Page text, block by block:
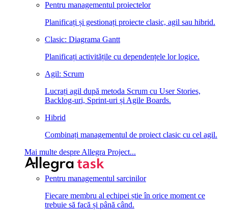
Pentru managementul proiectelor
Planificați și gestionați proiecte clasic, agil sau hibrid.
Clasic: Diagrama Gantt
Planificați activitățile cu dependențele lor logice.
Agil: Scrum
Lucrați agil după metoda Scrum cu User Stories,
Backlog-uri, Sprint-uri și Agile Boards.
Hibrid
Combinați managementul de proiect clasic cu cel agil.
Mai multe despre Allegra Project...
Pentru managementul sarcinilor
Fiecare membru al echipei știe în orice moment ce
trebuie să facă și până când.